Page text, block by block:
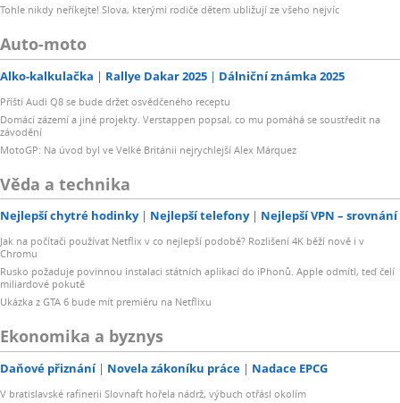
Tohle nikdy neříkejte! Slova, kterými rodiče dětem ubližují ze všeho nejvíc
Auto-moto
Alko-kalkulačka Rallye Dakar 2025 Dálniční známka 2025
Příští Audi Q8 se bude držet osvědčeného receptu
Domácí zázemí a jiné projekty. Verstappen popsal, co mu pomáhá se soustředit na
závodění
MotoGP: Na úvod byl ve Velké Británii nejrychlejší Alex Márquez
Věda a technika
Nejlepší chytré hodinky Nejlepší telefony Nejlepší VPN – srovnání
Jak na počítači používat Netflix v co nejlepší podobě? Rozlišení 4K běží nově i v
Chromu
Rusko požaduje povinnou instalaci státních aplikací do iPhonů. Apple odmítl, teď čelí
miliardové pokutě
Ukázka z GTA 6 bude mít premiéru na Netflixu
Ekonomika a byznys
Daňové přiznání Novela zákoníku práce Nadace EPCG
V bratislavské rafinerii Slovnaft hořela nádrž, výbuch otřásl okolím